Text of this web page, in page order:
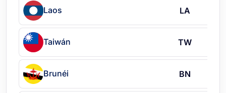
Laos LA
Taiwán TW
Brunéi BN